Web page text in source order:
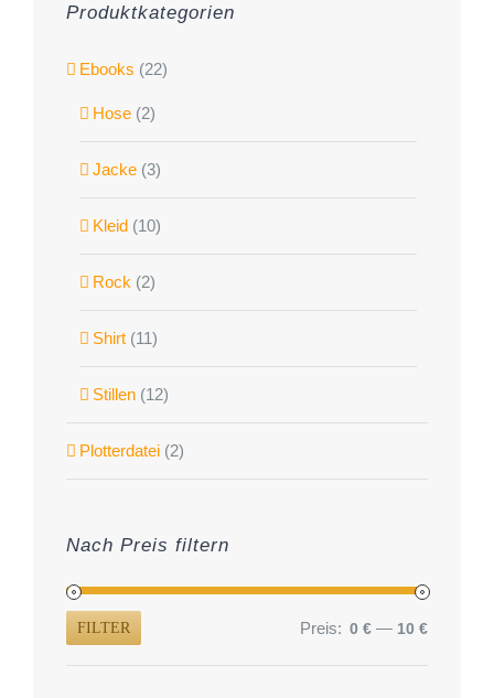
Produktkategorien
Ebooks (22)
Hose (2)
Jacke (3)
Kleid (10)
Rock (2)
Shirt (11)
Stillen (12)
Plotterdatei (2)
Nach Preis filtern
Min.
Max.
FILTER Preis: 0 € — 10 €